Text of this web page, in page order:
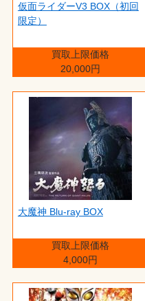
仮面ライダーV3 BOX（初回
限定）
買取上限価格
20,000円
大魔神 Blu-ray BOX
買取上限価格
4,000円